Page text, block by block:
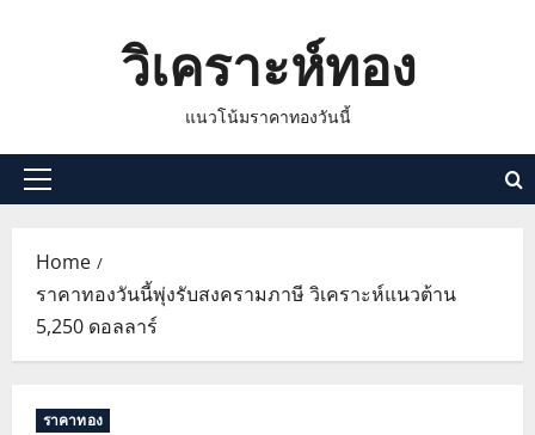
วิเคราะห์ทอง
แนวโน้มราคาทองวันนี้
Primary
Home
ราคาทองวันนี้พุ่งรับสงครามภาษี วิเคราะห์แนวต้าน
5,250 ดอลลาร์
ราคาทอง